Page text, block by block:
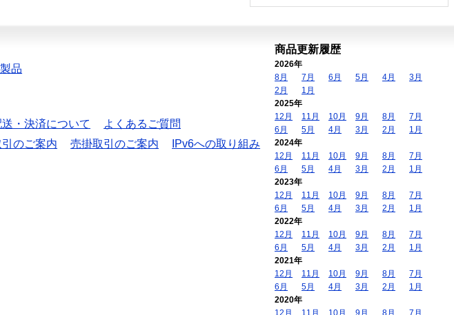
品
送・決済について
よくあるご質問
のご案内 売掛取引のご案内
IPv6への取り組み
商品更新履歴
2026年
8月
7月 6月 5月 4月
3月
2月
1月
2025年
12月
11月 10月 9月 8月
7月
6月
5月 4月 3月 2月
1月
2024年
12月
11月 10月 9月 8月
7月
6月
5月 4月 3月 2月
1月
2023年
12月
11月 10月 9月 8月
7月
6月
5月 4月 3月 2月
1月
2022年
12月
11月 10月 9月 8月
7月
6月
5月 4月 3月 2月
1月
2021年
12月
11月 10月 9月 8月
7月
6月
5月 4月 3月 2月
1月
2020年
12月
11月 10月 9月 8月
7月